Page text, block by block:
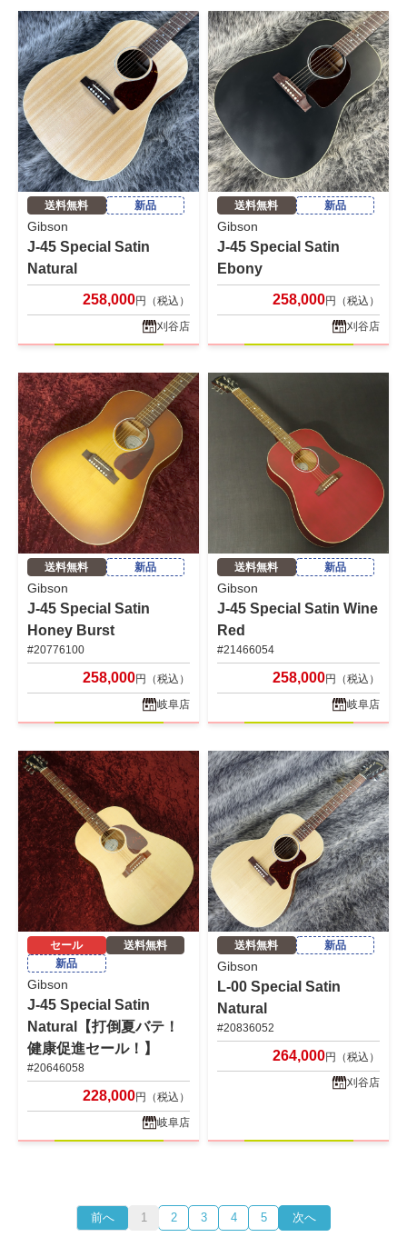
送料無料 新品
Gibson
J-45 Special Satin
Natural
258,000円（税込）
刈谷店
送料無料 新品
Gibson
J-45 Special Satin
Ebony
258,000円（税込）
刈谷店
送料無料 新品
Gibson
J-45 Special Satin
Honey Burst
#20776100
258,000円（税込）
岐阜店
送料無料 新品
Gibson
J-45 Special Satin Wine
Red
#21466054
258,000円（税込）
岐阜店
セール
送料無料
新品
Gibson
J-45 Special Satin
Natural【打倒夏バテ！
健康促進セール！】
#20646058
228,000円（税込）
岐阜店
送料無料 新品
Gibson
L-00 Special Satin
Natural
#20836052
264,000円（税込）
刈谷店
前へ 1 2 3 4 5 次へ